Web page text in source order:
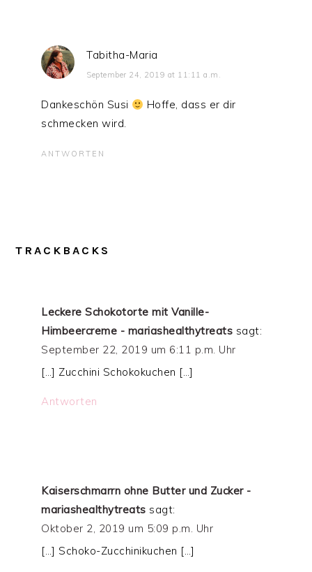
Tabitha-Maria
September 24, 2019 at 11:11 a.m.
Dankeschön Susi
Hoffe, dass er dir
schmecken wird.
ANTWORTEN
TRACKBACKS
Leckere Schokotorte mit Vanille-
Himbeercreme - mariashealthytreats sagt:
September 22, 2019 um 6:11 p.m. Uhr
[…] Zucchini Schokokuchen […]
Antworten
Kaiserschmarrn ohne Butter und Zucker -
mariashealthytreats sagt:
Oktober 2, 2019 um 5:09 p.m. Uhr
[…] Schoko-Zucchinikuchen […]